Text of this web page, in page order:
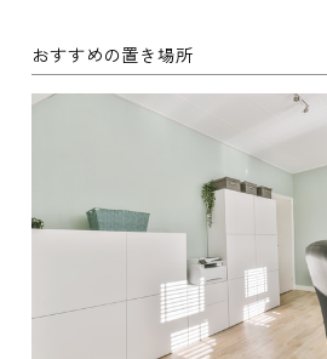
おすすめの置き場所